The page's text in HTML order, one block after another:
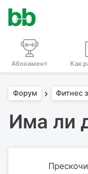
Абонамент Как
Форум Фитнес
Има ли